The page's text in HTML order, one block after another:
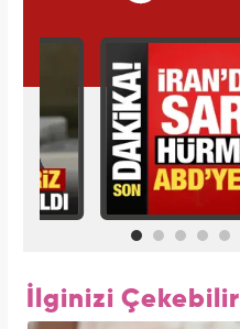
İlginizi Çekebilir